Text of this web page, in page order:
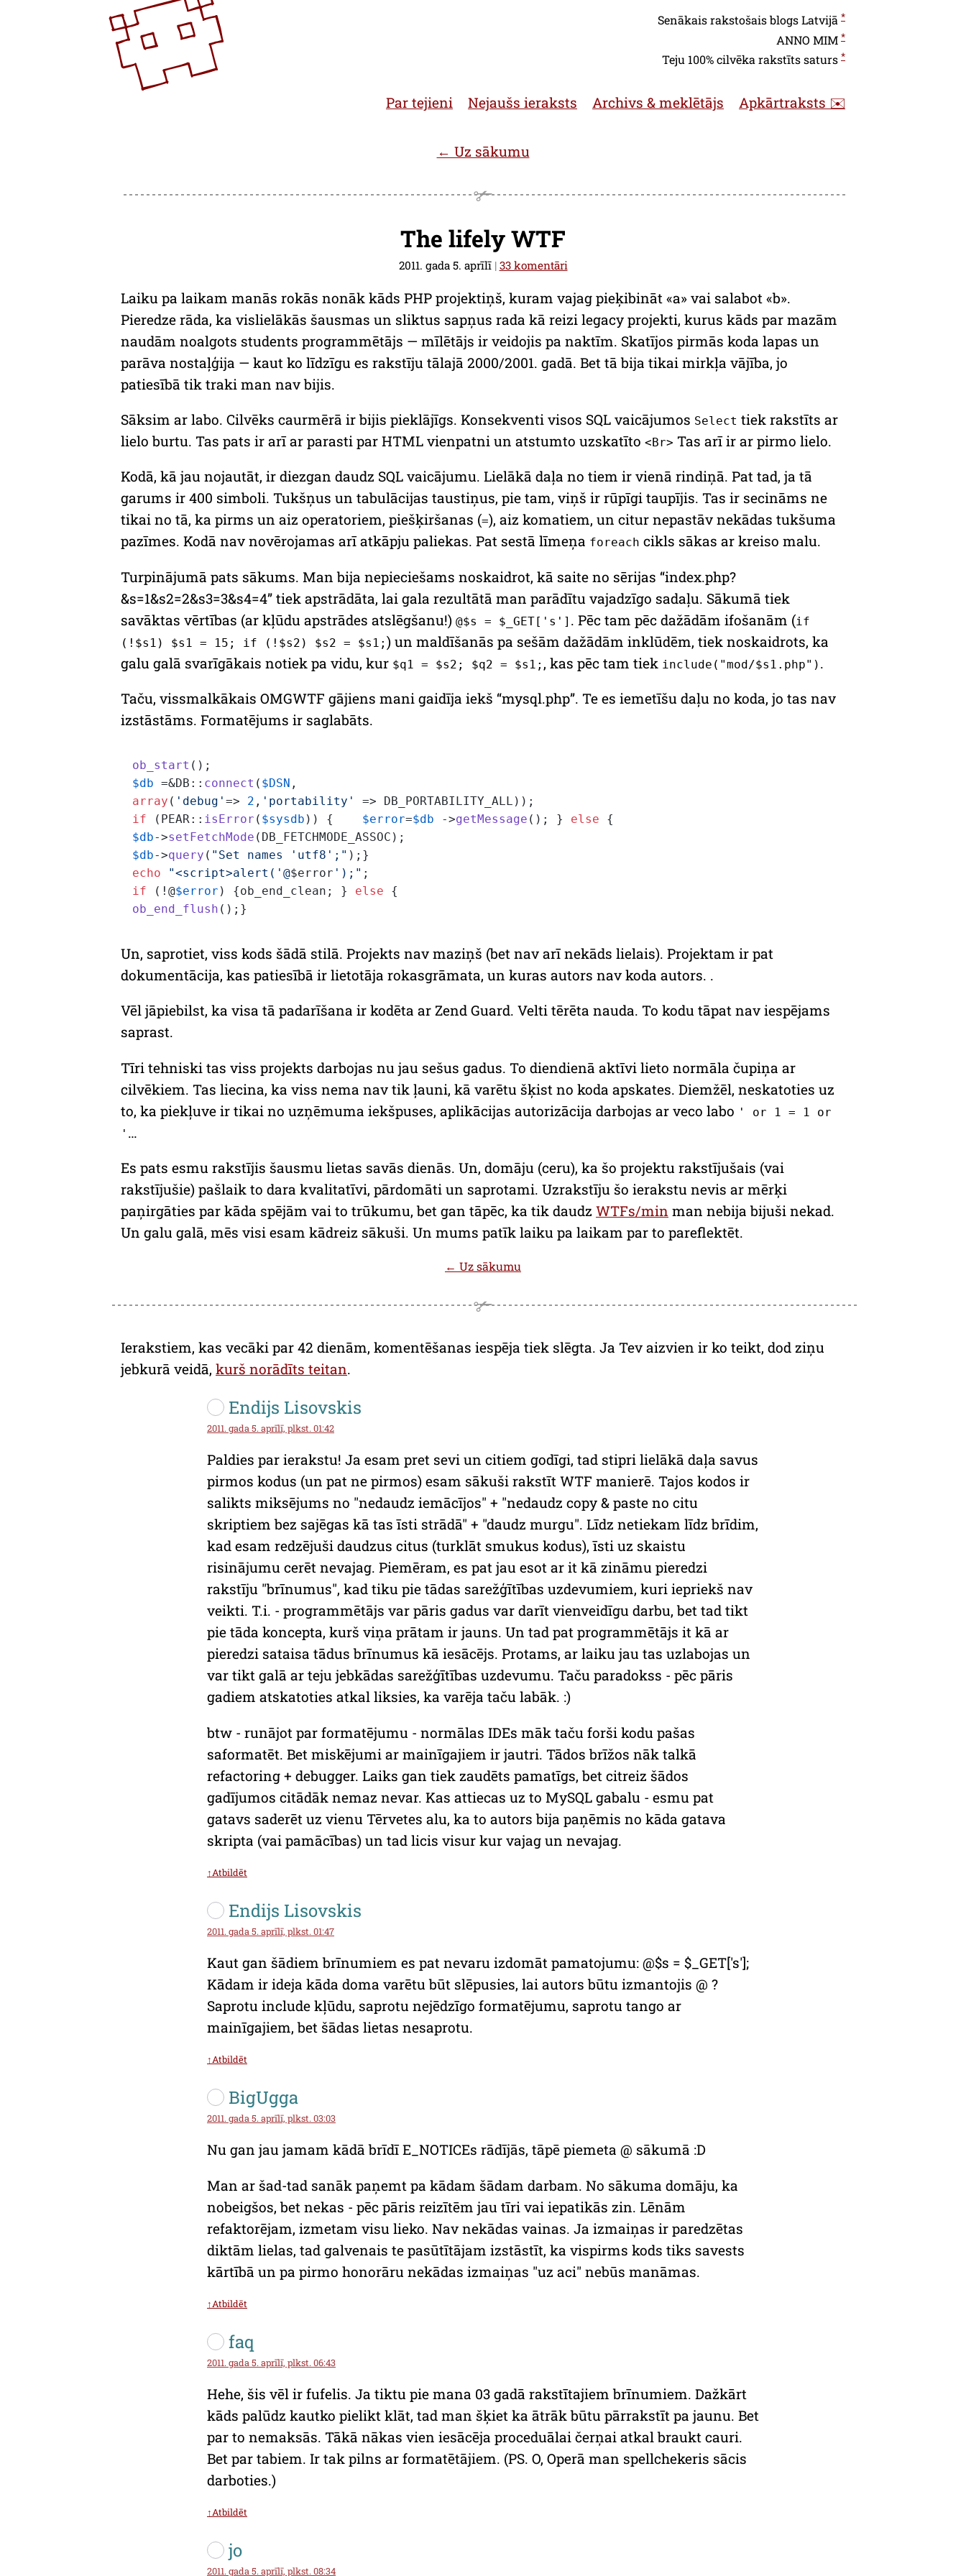
Senākais rakstošais blogs Latvijā *
ANNO MIM *
Teju 100% cilvēka rakstīts saturs *
Par tejieni Nejaušs ieraksts Archivs & meklētājs Apkārtraksts ✉️
← Uz sākumu
The lifely WTF
2011. gada 5. aprīlī | 33 komentāri
Laiku pa laikam manās rokās nonāk kāds PHP projektiņš, kuram vajag pieķibināt «a» vai salabot «b».
Pieredze rāda, ka vislielākās šausmas un sliktus sapņus rada kā reizi legacy projekti, kurus kāds par mazām
naudām noalgots students programmētājs — mīlētājs ir veidojis pa naktīm. Skatījos pirmās koda lapas un
parāva nostaļģija — kaut ko līdzīgu es rakstīju tālajā 2000/2001. gadā. Bet tā bija tikai mirkļa vājība, jo
patiesībā tik traki man nav bijis.
Sāksim ar labo. Cilvēks caurmērā ir bijis pieklājīgs. Konsekventi visos SQL vaicājumos Select tiek rakstīts ar
lielo burtu. Tas pats ir arī ar parasti par HTML vienpatni un atstumto uzskatīto <Br> Tas arī ir ar pirmo lielo.
Kodā, kā jau nojautāt, ir diezgan daudz SQL vaicājumu. Lielākā daļa no tiem ir vienā rindiņā. Pat tad, ja tā
garums ir 400 simboli. Tukšņus un tabulācijas taustiņus, pie tam, viņš ir rūpīgi taupījis. Tas ir secināms ne
tikai no tā, ka pirms un aiz operatoriem, piešķiršanas (=), aiz komatiem, un citur nepastāv nekādas tukšuma
pazīmes. Kodā nav novērojamas arī atkāpju paliekas. Pat sestā līmeņa foreach cikls sākas ar kreiso malu.
Turpinājumā pats sākums. Man bija nepieciešams noskaidrot, kā saite no sērijas “index.php?
&s=1&s2=2&s3=3&s4=4” tiek apstrādāta, lai gala rezultātā man parādītu vajadzīgo sadaļu. Sākumā tiek
savāktas vērtības (ar kļūdu apstrādes atslēgšanu!) @$s = $_GET['s'] . Pēc tam pēc dažādām ifošanām (if
(!$s1) $s1 = 15; if (!$s2) $s2 = $s1; ) un maldīšanās pa sešām dažādām inklūdēm, tiek noskaidrots, ka
galu galā svarīgākais notiek pa vidu, kur $q1 = $s2; $q2 = $s1; , kas pēc tam tiek include("mod/$s1.php") .
Taču, vissmalkākais OMGWTF gājiens mani gaidīja iekš “mysql.php”. Te es iemetīšu daļu no koda, jo tas nav
izstāstāms. Formatējums ir saglabāts.
ob_start
$db =&DB:: connect ( $DSN
array ( 'debug' => 2 , 'portability'
if (PEAR:: isError ( $sysdb )) { $error=$db ->getMessage (); } else
$db->setFetchMode
$db->query ( "Set names 'utf8';"
echo
"<script>alert('@$error ');"
if (!@$error ) {ob_end_clean; } else
ob_end_flush
Un, saprotiet, viss kods šādā stilā. Projekts nav maziņš (bet nav arī nekāds lielais). Projektam ir pat
dokumentācija, kas patiesībā ir lietotāja rokasgrāmata, un kuras autors nav koda autors. .
Vēl jāpiebilst, ka visa tā padarīšana ir kodēta ar Zend Guard. Velti tērēta nauda. To kodu tāpat nav iespējams
saprast.
Tīri tehniski tas viss projekts darbojas nu jau sešus gadus. To diendienā aktīvi lieto normāla čupiņa ar
cilvēkiem. Tas liecina, ka viss nema nav tik ļauni, kā varētu šķist no koda apskates. Diemžēl, neskatoties uz
to, ka piekļuve ir tikai no uzņēmuma iekšpuses, aplikācijas autorizācija darbojas ar veco labo ' or 1 = 1 or
' …
Es pats esmu rakstījis šausmu lietas savās dienās. Un, domāju (ceru), ka šo projektu rakstījušais (vai
rakstījušie) pašlaik to dara kvalitatīvi, pārdomāti un saprotami. Uzrakstīju šo ierakstu nevis ar mērķi
paņirgāties par kāda spējām vai to trūkumu, bet gan tāpēc, ka tik daudz WTFs/min man nebija bijuši nekad.
Un galu galā, mēs visi esam kādreiz sākuši. Un mums patīk laiku pa laikam par to pareflektēt.
← Uz sākumu
Ierakstiem, kas vecāki par 42 dienām, komentēšanas iespēja tiek slēgta. Ja Tev aizvien ir ko teikt, dod ziņu
jebkurā veidā, kurš norādīts teitan.
Endijs Lisovskis
2011. gada 5. aprīlī, plkst. 01:42
Paldies par ierakstu! Ja esam pret sevi un citiem godīgi, tad stipri lielākā daļa savus
pirmos kodus (un pat ne pirmos) esam sākuši rakstīt WTF manierē. Tajos kodos ir
salikts miksējums no "nedaudz iemācījos" + "nedaudz copy & paste no citu
skriptiem bez sajēgas kā tas īsti strādā" + "daudz murgu". Līdz netiekam līdz brīdim,
kad esam redzējuši daudzus citus (turklāt smukus kodus), īsti uz skaistu
risinājumu cerēt nevajag. Piemēram, es pat jau esot ar it kā zināmu pieredzi
rakstīju "brīnumus", kad tiku pie tādas sarežģītības uzdevumiem, kuri iepriekš nav
veikti. T.i. - programmētājs var pāris gadus var darīt vienveidīgu darbu, bet tad tikt
pie tāda koncepta, kurš viņa prātam ir jauns. Un tad pat programmētājs it kā ar
pieredzi sataisa tādus brīnumus kā iesācējs. Protams, ar laiku jau tas uzlabojas un
var tikt galā ar teju jebkādas sarežģītības uzdevumu. Taču paradokss - pēc pāris
gadiem atskatoties atkal liksies, ka varēja taču labāk. :)
btw - runājot par formatējumu - normālas IDEs māk taču forši kodu pašas
saformatēt. Bet miskējumi ar mainīgajiem ir jautri. Tādos brīžos nāk talkā
refactoring + debugger. Laiks gan tiek zaudēts pamatīgs, bet citreiz šādos
gadījumos citādāk nemaz nevar. Kas attiecas uz to MySQL gabalu - esmu pat
gatavs saderēt uz vienu Tērvetes alu, ka to autors bija paņēmis no kāda gatava
skripta (vai pamācības) un tad licis visur kur vajag un nevajag.
↑Atbildēt
Endijs Lisovskis
2011. gada 5. aprīlī, plkst. 01:47
Kaut gan šādiem brīnumiem es pat nevaru izdomāt pamatojumu: @$s = $_GET['s'];
Kādam ir ideja kāda doma varētu būt slēpusies, lai autors būtu izmantojis @ ?
Saprotu include kļūdu, saprotu nejēdzīgo formatējumu, saprotu tango ar
mainīgajiem, bet šādas lietas nesaprotu.
↑Atbildēt
BigUgga
2011. gada 5. aprīlī, plkst. 03:03
Nu gan jau jamam kādā brīdī E_NOTICEs rādījās, tāpē piemeta @ sākumā :D
Man ar šad-tad sanāk paņemt pa kādam šādam darbam. No sākuma domāju, ka
nobeigšos, bet nekas - pēc pāris reizītēm jau tīri vai iepatikās zin. Lēnām
refaktorējam, izmetam visu lieko. Nav nekādas vainas. Ja izmaiņas ir paredzētas
diktām lielas, tad galvenais te pasūtītājam izstāstīt, ka vispirms kods tiks savests
kārtībā un pa pirmo honorāru nekādas izmaiņas "uz aci" nebūs manāmas.
↑Atbildēt
faq
2011. gada 5. aprīlī, plkst. 06:43
Hehe, šis vēl ir fufelis. Ja tiktu pie mana 03 gadā rakstītajiem brīnumiem. Dažkārt
kāds palūdz kautko pielikt klāt, tad man šķiet ka ātrāk būtu pārrakstīt pa jaunu. Bet
par to nemaksās. Tākā nākas vien iesācēja proceduālai čerņai atkal braukt cauri.
Bet par tabiem. Ir tak pilns ar formatētājiem. (PS. O, Operā man spellchekeris sācis
darboties.)
↑Atbildēt
jo
2011. gada 5. aprīlī, plkst. 08:34